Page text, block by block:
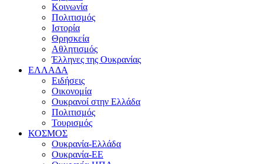
Κοινωνία
Πολιτισμός
Ιστορία
Θρησκεία
Αθλητισμός
Έλληνες της Ουκρανίας
ΕΛΛΑΔΑ
Ειδήσεις
Οικονομία
Ουκρανοί στην Ελλάδα
Πολιτισμός
Τουρισμός
ΚΟΣΜΟΣ
Ουκρανία-Ελλάδα
Ουκρανία-ΕΕ